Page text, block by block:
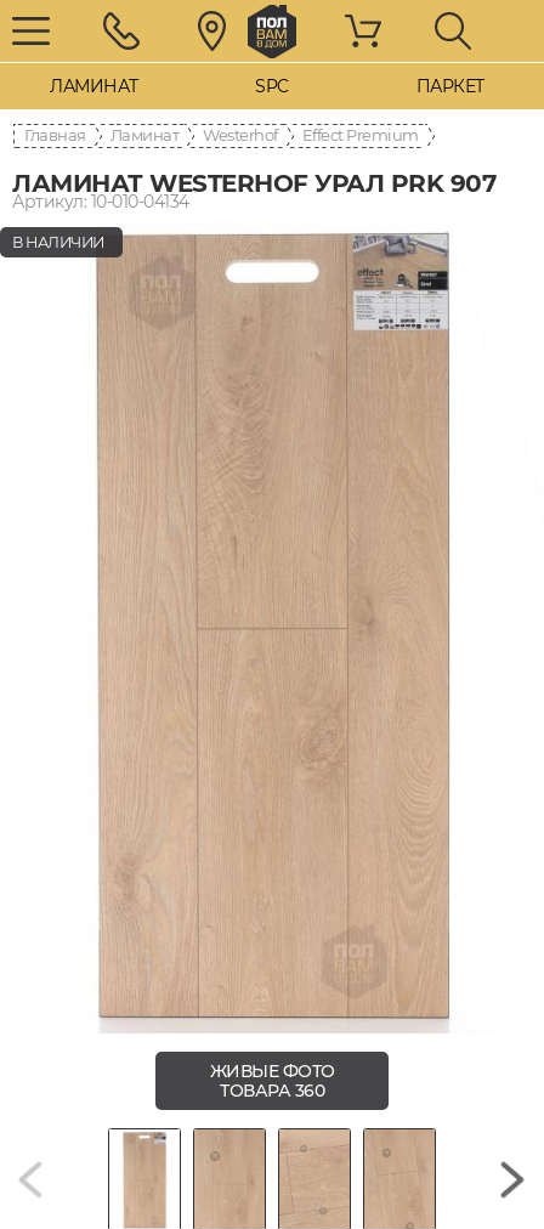
ЛАМИНАТ SPC ПАРКЕТ
Главная Ламинат Westerhof Effect Premium
ЛАМИНАТ WESTERHOF УРАЛ PRK 907
Артикул: 10-010-04134
В НАЛИЧИИ
ЖИВЫЕ ФОТО
ТОВАРА 360